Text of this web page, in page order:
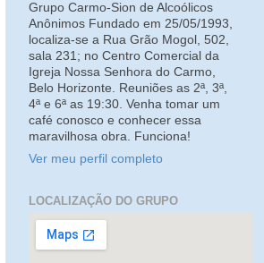
Grupo Carmo-Sion de Alcoólicos
Anônimos Fundado em 25/05/1993,
localiza-se a Rua Grão Mogol, 502,
sala 231; no Centro Comercial da
Igreja Nossa Senhora do Carmo,
Belo Horizonte. Reuniões as 2ª, 3ª,
4ª e 6ª as 19:30. Venha tomar um
café conosco e conhecer essa
maravilhosa obra. Funciona!
Ver meu perfil completo
LOCALIZAÇÃO DO GRUPO